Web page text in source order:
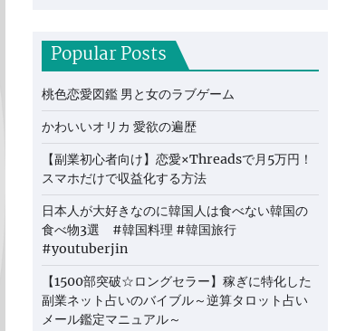
Popular Posts
桃色恋愛図鑑 男と女のラブゲーム
かわいいオリカ 愛欲の遍歴
【副業初心者向け】恋愛×Threadsで月5万円！
スマホだけで収益化する方法
日本人が大好きなのに韓国人は食べない韓国の
食べ物3選 #韓国料理 #韓国旅行
#youtuberjin
【1500部突破☆ロングセラー】稼ぎに特化した
副業ネット占いのバイブル～逆算タロット占い
メール鑑定マニュアル～